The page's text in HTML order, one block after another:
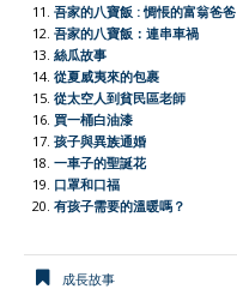
吾家的八寶飯 : 惆悵的富翁爸爸
吾家的八寶飯：連串車禍
絲瓜故事
從夏威夷來的包裹
從太空人到貧民區老師
買一桶白油漆
孩子與異族通婚
一車子的聖誕花
口罩和口福
有孩子需要的溫暖嗎？
成長故事